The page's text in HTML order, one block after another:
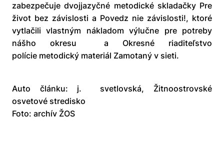
zabezpečuje dvojjazyčné metodické skladačky Pre
život bez závislosti a Povedz nie závislosti!, ktoré
vytlačili vlastným nákladom výlučne pre potreby
nášho okresu a Okresné riaditeľstvo
polície metodický materiál Zamotaný v sieti.
Auto článku: j. svetlovská, Žitnoostrovské
osvetové stredisko
Foto: archív ŽOS